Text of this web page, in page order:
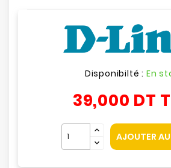
Disponibilté : En
39,000 DT
AJOUTER